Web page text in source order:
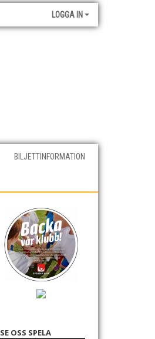
LOGGA IN
BILJETTINFORMATION
SE OSS SPELA